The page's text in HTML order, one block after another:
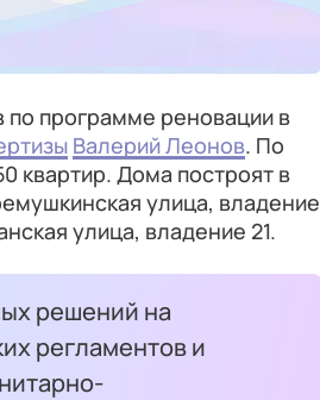
по программе реновации в
Валерий Леонов. По
квартир. Дома построят в
улица, владение
улица, владение 21.
решений на
регламентов и